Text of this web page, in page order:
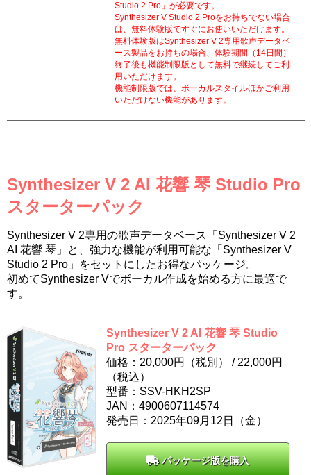
Studio 2 Pro」が必要です。
Synthesizer V Studio 2 Proをお持ちでない場合
は、無料体験版ですぐにお使いいただけます。
無料体験版はSynthesizer V 2専用歌声データベ
ース製品をお持ちの場合、体験期間（14日間）
終了後も機能制限版として無料で継続してご利
用いただけます。
機能制限版では、ボーカルスタイルほかご利用
いただけない機能があります。
Synthesizer V 2 AI 花響 琴 Studio Pro
スターターパック
Synthesizer V 2専用の歌声データベース「Synthesizer V 2
AI 花響 琴」と、強力な機能が利用可能な「Synthesizer V
Studio 2 Pro」をセットにしたお得なパッケージ。
初めてSynthesizer Vでボーカル作成を始める方に最適で
す。
Synthesizer V 2 AI 花響 琴 Studio
Pro スターターパック
価格：20,000円（税別） / 22,000円
（税込）
型番：SSV-HKH2SP
JAN：4900607114574
発売日：2025年09月12日（金）
パッケージ版を購入